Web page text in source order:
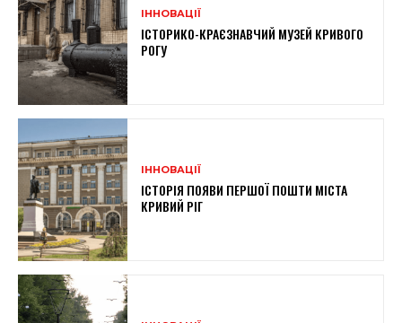
ІННОВАЦІЇ
ІСТОРИКО-КРАЄЗНАВЧИЙ МУЗЕЙ КРИВОГО
РОГУ
ІННОВАЦІЇ
ІСТОРІЯ ПОЯВИ ПЕРШОЇ ПОШТИ МІСТА
КРИВИЙ РІГ